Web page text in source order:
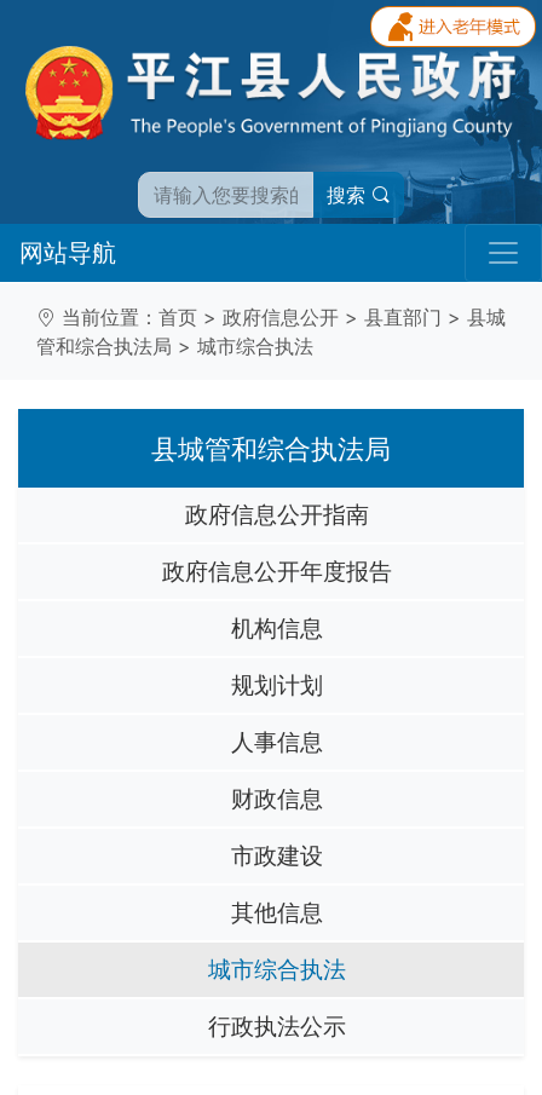
搜索
网站导航
当前位置： 首页 > 政府信息公开 > 县直部门 > 县城
管和综合执法局 > 城市综合执法
县城管和综合执法局
政府信息公开指南
政府信息公开年度报告
机构信息
规划计划
人事信息
财政信息
市政建设
其他信息
城市综合执法
行政执法公示